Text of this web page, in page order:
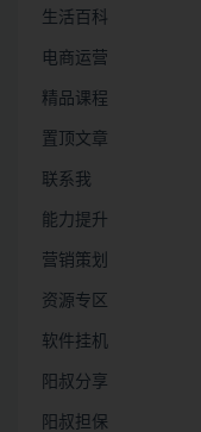
生活百科
电商运营
精品课程
置顶文章
联系我
能力提升
营销策划
资源专区
软件挂机
阳叔分享
阳叔担保